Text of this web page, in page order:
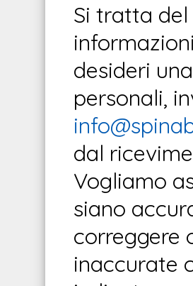
Si tratta
desideri
personali,
dal
Vogliamo
siano
correggere
inaccurate